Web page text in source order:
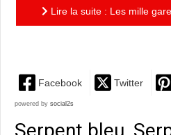
Lire la suite : Les mille
Facebook Twitter
powered by social2s
Serpent bleu,